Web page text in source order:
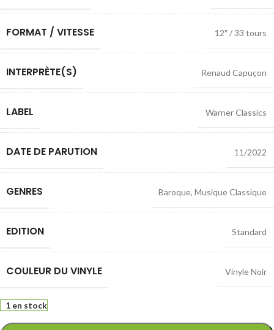
FORMAT / VITESSE 12″ / 33 tours
INTERPRÈTE(S) Renaud Capuçon
LABEL Warner Classics
DATE DE PARUTION 11/2022
GENRES Baroque, Musique Classique
EDITION Standard
COULEUR DU VINYLE Vinyle Noir
1 en stock